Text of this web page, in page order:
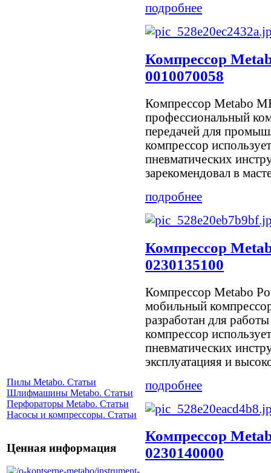
Пилы Metabo. Статьи
Шлифмашины Metabo. Статьи
Перфораторы Metabo. Статьи
Насосы и компрессоры. Статьи
Ценная информация
подробнее
Компрессор
0010070058
Компрессор Metabo
профессиональный
передачей для
компрессор
пневматических
зарекомендовал в
подробнее
Компрессор
0230135100
Компрессор Metabo
мобильный
разработан для
компрессор
пневматических
эксплуатацияя и
подробнее
Компрессор
0230140000